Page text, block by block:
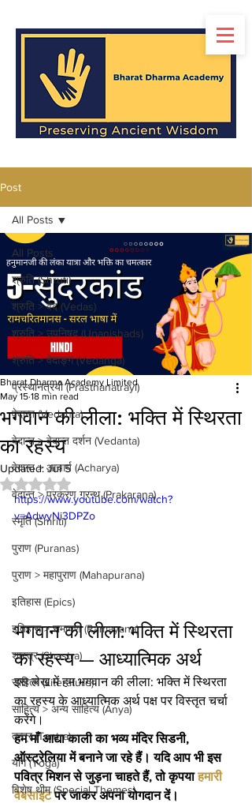
Post
All Posts
श्रुति (Shruti)
श्रुति > वेद (Vedas)
श्रुति > उपनिषद् (Upanishads)
श्रुति > वेदाङ्ग (Vedanga)
प्रस्थानत्रयी (Prasthanatrayi)
वेदान्त (Vedanta)
वेदान्त > वेदान्त दर्शन (Vedanta)
वेदान्त > आचार्य (Acharya)
वेदान्त > प्रकरण ग्रन्थ (Prakarana)
स्मृति (Smriti)
पुराण (Puranas)
पुराण > महापुराण (Mahapurana)
इतिहास (Epics)
इतिहास > रामायण (Ramayana)
शास्त्र (Shastra)
साहित्य (Literature)
साहित्य > अन्य साहित्य (Anya)
तन्त्र (Tantra)
योग (Yoga)
विशेष थीम (Special Themes)
All Posts
भगवान की लीला: भक्ति में स्थिरता
का रहस्य
Bharat Dharma Academy Limited
May 15 18 min read
Updated:Jul 5
Rated NaN out of 5 stars.
https://www.youtube.com/watch?
v=AdwyNi3DPZo
भगवान की लीला: भक्ति में स्थिरता
का रहस्य — आध्यात्मिक अर्थ
इस लेख में हम भगवान की लीला: भक्ति में स्थिरता
का रहस्य के आध्यात्मिक अर्थ पक्ष पर विस्तृत चर्चा
करेंगे।
हम माँ आद्या काली का भव्य मंदिर सिडनी,
ऑस्ट्रेलिया में बनाने जा रहे हैं। यदि आप भी इस
पवित्र मिशन से जुड़ना चाहते हैं, तो कृपया हमारी
वेबसाइट पर जाकर अपना योगदान दें।